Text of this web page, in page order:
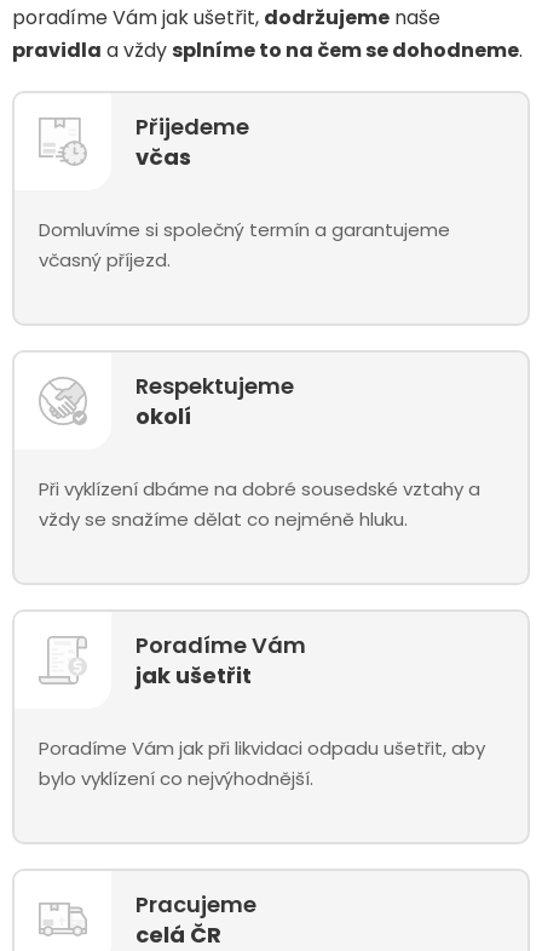
poradíme Vám jak ušetřit, dodržujeme naše
pravidla a vždy splníme to na čem se dohodneme.
Přijedeme
včas
Domluvíme si společný termín a garantujeme
včasný příjezd.
Respektujeme
okolí
Při vyklízení dbáme na dobré sousedské vztahy a
vždy se snažíme dělat co nejméně hluku.
Poradíme Vám
jak ušetřit
Poradíme Vám jak při likvidaci odpadu ušetřit, aby
bylo vyklízení co nejvýhodnější.
Pracujeme
celá ČR